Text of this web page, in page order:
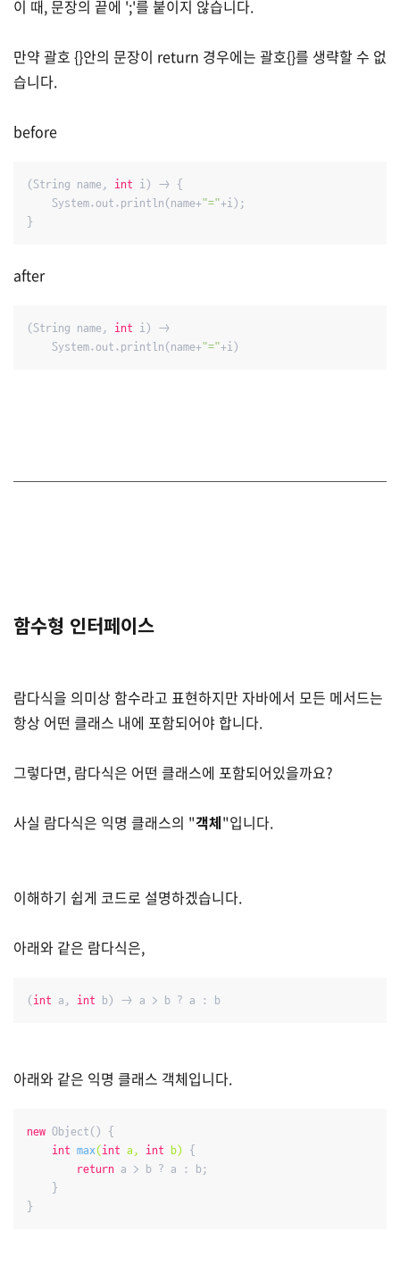
이 때, 문장의 끝에 ';'를 붙이지 않습니다.
만약 괄호 {}안의 문장이 return 경우에는 괄호{}를 생략할 수 없
습니다.
before
(String name, int i) -> {
    System.out.println(name+
"="+i);
}
after
(String name, int i) ->
    System.out.println(name+
"="+i)
함수형 인터페이스
람다식을 의미상 함수라고 표현하지만 자바에서 모든 메서드는
항상 어떤 클래스 내에 포함되어야 합니다.
그렇다면, 람다식은 어떤 클래스에 포함되어있을까요?
사실 람다식은 익명 클래스의 "객체"입니다.
이해하기 쉽게 코드로 설명하겠습니다.
아래와 같은 람다식은,
(int a, int b) -> a > b ? a : b
아래와 같은 익명 클래스 객체입니다.
new Object() {
int max(int a, int b) {
return a > b ? a : b;
    }
}